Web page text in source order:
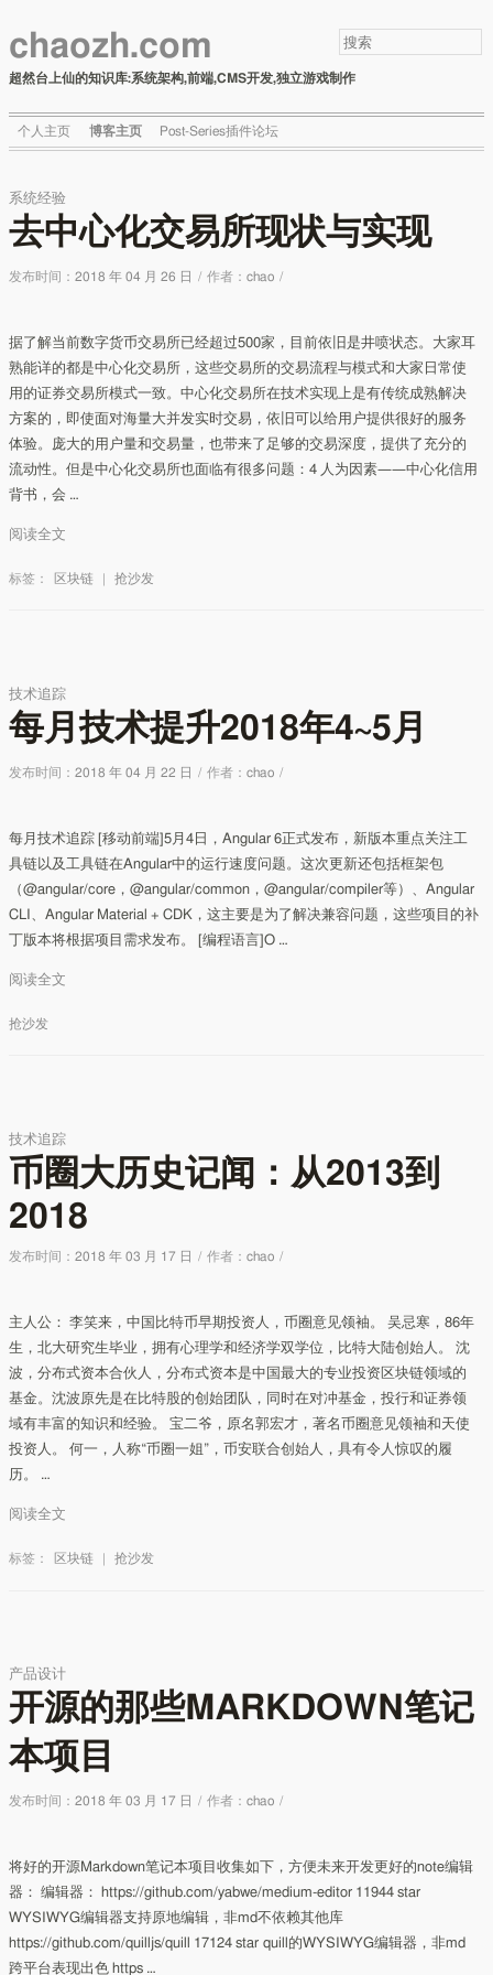
chaozh.com
超然台上仙的知识库:系统架构,前端,CMS开发,独立游戏制作
个人主页 博客主页 Post-Series插件论坛
系统经验
去中心化交易所现状与实现
发布时间：2018 年 04 月 26 日 / 作者：chao /
据了解当前数字货币交易所已经超过500家，目前依旧是井喷状态。大家耳
熟能详的都是中心化交易所，这些交易所的交易流程与模式和大家日常使
用的证券交易所模式一致。中心化交易所在技术实现上是有传统成熟解决
方案的，即使面对海量大并发实时交易，依旧可以给用户提供很好的服务
体验。庞大的用户量和交易量，也带来了足够的交易深度，提供了充分的
流动性。但是中心化交易所也面临有很多问题：4 人为因素——中心化信用
背书，会 …
阅读全文
标签： 区块链 抢沙发
技术追踪
每月技术提升2018年4~5月
发布时间：2018 年 04 月 22 日 / 作者：chao /
每月技术追踪 [移动前端]5月4日，Angular 6正式发布，新版本重点关注工
具链以及工具链在Angular中的运行速度问题。这次更新还包括框架包
（@angular/core，@angular/common，@angular/compiler等）、Angular
CLI、Angular Material + CDK，这主要是为了解决兼容问题，这些项目的补
丁版本将根据项目需求发布。 [编程语言]O …
阅读全文
抢沙发
技术追踪
币圈大历史记闻：从2013到
2018
发布时间：2018 年 03 月 17 日 / 作者：chao /
主人公： 李笑来，中国比特币早期投资人，币圈意见领袖。 吴忌寒，86年
生，北大研究生毕业，拥有心理学和经济学双学位，比特大陆创始人。 沈
波，分布式资本合伙人，分布式资本是中国最大的专业投资区块链领域的
基金。沈波原先是在比特股的创始团队，同时在对冲基金，投行和证券领
域有丰富的知识和经验。 宝二爷，原名郭宏才，著名币圈意见领袖和天使
投资人。 何一，人称“币圈一姐”，币安联合创始人，具有令人惊叹的履
历。 …
阅读全文
标签： 区块链 抢沙发
产品设计
开源的那些MARKDOWN笔记
本项目
发布时间：2018 年 03 月 17 日 / 作者：chao /
将好的开源Markdown笔记本项目收集如下，方便未来开发更好的note编辑
器： 编辑器： https://github.com/yabwe/medium-editor 11944 star
WYSIWYG编辑器支持原地编辑，非md不依赖其他库
https://github.com/quilljs/quill 17124 star quill的WYSIWYG编辑器，非md
跨平台表现出色 https …